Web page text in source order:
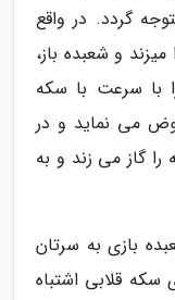
گردد. در واقع
و شعبده باز،
با سرعت با سکه
می نماید و در
گاز می زند و به
بازی به سرتان
قلابی اشتباه